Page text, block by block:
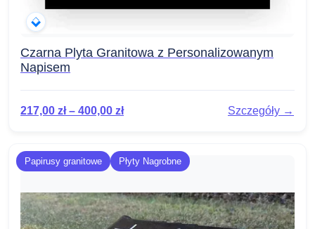
Czarna Plyta Granitowa z Personalizowanym
Napisem
217,00 zł – 400,00 zł Szczegóły →
Papirusy granitowe Płyty Nagrobne